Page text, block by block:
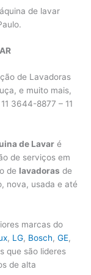
de lavar
de Lavadoras
e muito mais,
3644-8877 – 11
de Lavar é
de serviços em
de lavadoras de
nova, usada e até
marcas do
, LG, Bosch,GE,
que são lideres
de alta